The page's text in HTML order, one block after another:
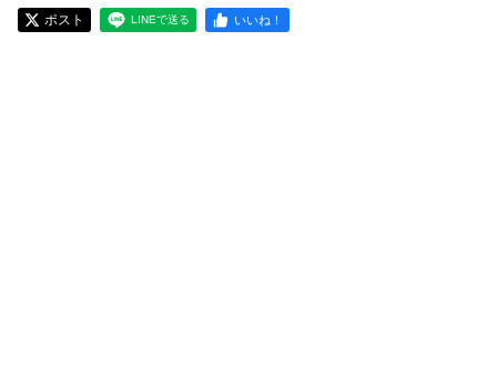
ポスト LINEで送る いいね！